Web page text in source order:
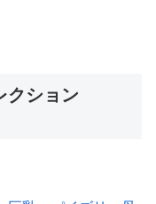
クション